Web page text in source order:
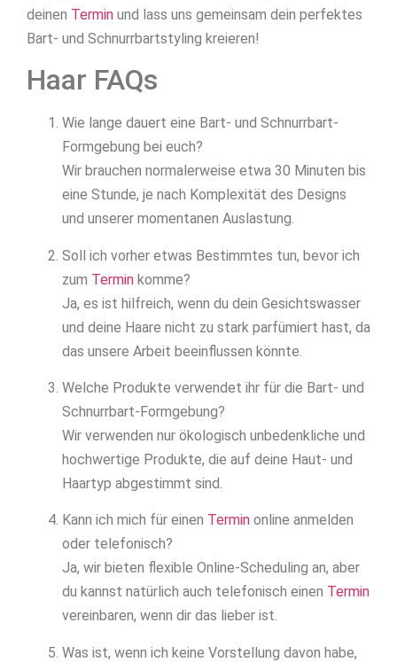
deinen Termin und lass uns gemeinsam dein perfektes
Bart- und Schnurrbartstyling kreieren!
Haar FAQs
Wie lange dauert eine Bart- und Schnurrbart-
Formgebung bei euch?
Wir brauchen normalerweise etwa 30 Minuten bis
eine Stunde, je nach Komplexität des Designs
und unserer momentanen Auslastung.
Soll ich vorher etwas Bestimmtes tun, bevor ich
zum Termin komme?
Ja, es ist hilfreich, wenn du dein Gesichtswasser
und deine Haare nicht zu stark parfümiert hast, da
das unsere Arbeit beeinflussen könnte.
Welche Produkte verwendet ihr für die Bart- und
Schnurrbart-Formgebung?
Wir verwenden nur ökologisch unbedenkliche und
hochwertige Produkte, die auf deine Haut- und
Haartyp abgestimmt sind.
Kann ich mich für einen Termin online anmelden
oder telefonisch?
Ja, wir bieten flexible Online-Scheduling an, aber
du kannst natürlich auch telefonisch einen Termin
vereinbaren, wenn dir das lieber ist.
Was ist, wenn ich keine Vorstellung davon habe,